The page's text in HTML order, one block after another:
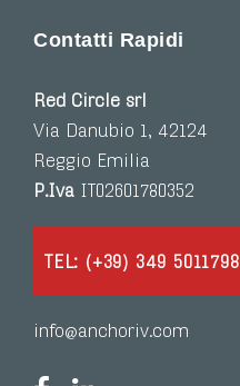
Contatti Rapidi
Red Circle srl
Via Danubio 1, 42124
Reggio Emilia
P.Iva IT02601780352
TEL: (+39) 349 5011798
info@anchoriv.com